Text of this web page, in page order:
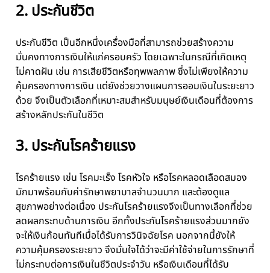
2. ประกันชีวิต
ประกันชีวิต เป็นอีกหนึ่งเครื่องมือที่สามารถช่วยสร้างความ
มั่นคงทางการเงินให้แก่ครอบครัว โดยเฉพาะในกรณีที่เกิดเหตุ
ไม่คาดฝัน เช่น การเสียชีวิตหรือทุพพลภาพ ซึ่งไม่เพียงให้ความ
คุ้มครองทางการเงิน แต่ยังช่วยวางแผนการออมเงินในระยะยาว
ด้วย จึงเป็นตัวเลือกที่เหมาะสมสำหรับมนุษย์เงินเดือนที่ต้องการ
สร้างหลักประกันในชีวิต
3. ประกันโรคร้ายแรง
โรคร้ายแรง เช่น โรคมะเร็ง โรคหัวใจ หรือโรคหลอดเลือดสมอง
มักมาพร้อมกับค่ารักษาพยาบาลจำนวนมาก และต้องดูแล
สุขภาพอย่างต่อเนื่อง ประกันโรคร้ายแรงจึงเป็นทางเลือกที่ช่วย
ลดผลกระทบด้านการเงิน อีกทั้งประกันโรคร้ายแรงส่วนมากยัง
จะให้เงินก้อนทันทีเมื่อได้รับการวินิจฉัยโรค นอกจากนี้ยังให้
ความคุ้มครองระยะยาว จึงมั่นใจได้ว่าจะมีค่าใช้จ่ายในการรักษาที่
ไม่กระทบต่อการเงินในชีวิตประจำวัน หรือเงินเดือนที่ได้รับ